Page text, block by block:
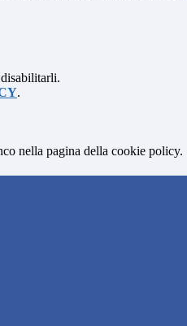
.
nella pagina della cookie policy.